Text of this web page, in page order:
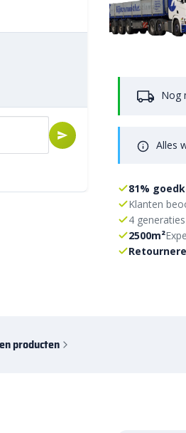
Nog
Alles
81%
Klanten
4
2500m²
producten